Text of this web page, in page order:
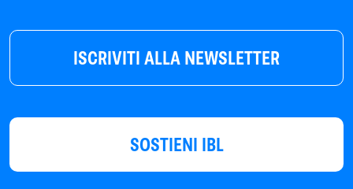
ISCRIVITI ALLA NEWSLETTER
SOSTIENI IBL